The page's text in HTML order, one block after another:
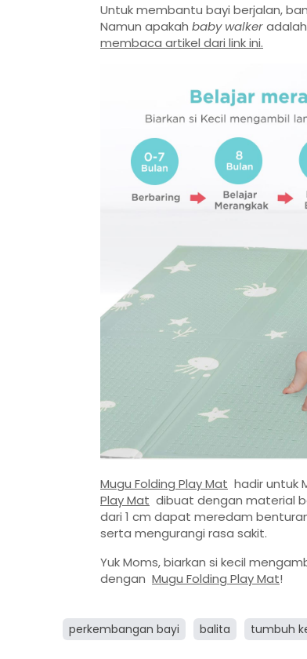
Untuk membantu bayi berjalan,
Namun apakah baby walker
membaca artikel dari link ini.
Mugu Folding Play Mat hadir untuk
Play Mat dibuat dengan material
dari 1 cm dapat meredam
serta mengurangi rasa sakit.
Yuk Moms, biarkan si kecil
dengan Mugu Folding Play Mat!
perkembangan bayi balita tumbuh